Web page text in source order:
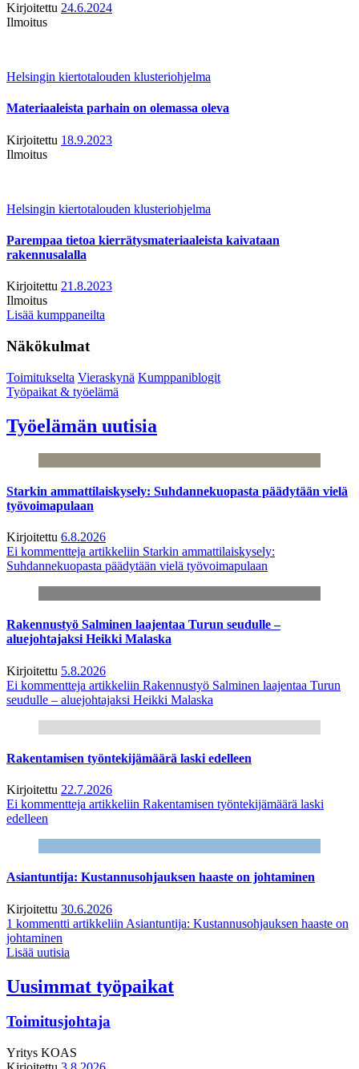
Kirjoitettu 24.6.2024
Ilmoitus
Helsingin kiertotalouden klusteriohjelma
Materiaaleista parhain on olemassa oleva
Kirjoitettu 18.9.2023
Ilmoitus
Helsingin kiertotalouden klusteriohjelma
Parempaa tietoa kierrätysmateriaaleista kaivataan
rakennusalalla
Kirjoitettu 21.8.2023
Ilmoitus
Lisää kumppaneilta
Näkökulmat
Toimitukselta Vieraskynä Kumppaniblogit
Työpaikat & työelämä
Työelämän uutisia
Starkin ammattilaiskysely: Suhdannekuopasta päädytään vielä
työvoimapulaan
Kirjoitettu 6.8.2026
Ei kommentteja artikkeliin Starkin ammattilaiskysely:
Suhdannekuopasta päädytään vielä työvoimapulaan
Rakennustyö Salminen laajentaa Turun seudulle –
aluejohtajaksi Heikki Malaska
Kirjoitettu 5.8.2026
Ei kommentteja artikkeliin Rakennustyö Salminen laajentaa Turun
seudulle – aluejohtajaksi Heikki Malaska
Rakentamisen työntekijämäärä laski edelleen
Kirjoitettu 22.7.2026
Ei kommentteja artikkeliin Rakentamisen työntekijämäärä laski
edelleen
Asiantuntija: Kustannusohjauksen haaste on johtaminen
Kirjoitettu 30.6.2026
1 kommentti artikkeliin Asiantuntija: Kustannusohjauksen haaste on
johtaminen
Lisää uutisia
Uusimmat työpaikat
Toimitusjohtaja
Yritys KOAS